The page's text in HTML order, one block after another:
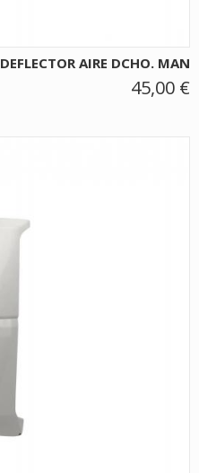
DEFLECTOR AIRE DCHO. MAN
45,00 €